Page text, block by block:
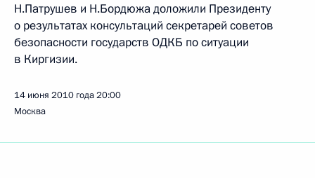
Н.Патрушев и Н.Бордюжа доложили Президенту
о результатах консультаций секретарей советов
безопасности государств ОДКБ по ситуации
в Киргизии.
14 июня 2010 года20:00
Москва